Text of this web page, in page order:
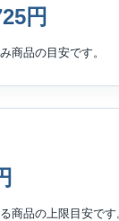
円
商品の目安です。
商品の上限目安です